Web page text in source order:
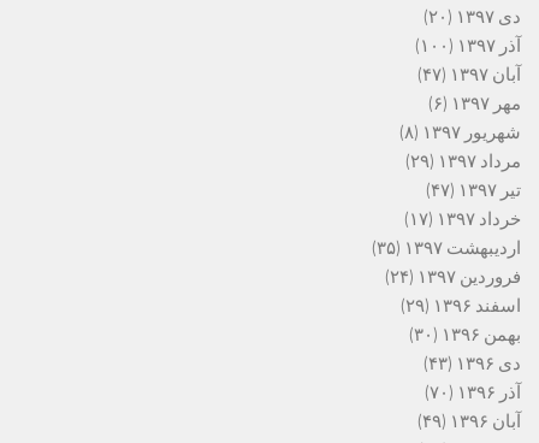
دی ۱۳۹۷
(۲۰)
آذر ۱۳۹۷
(۱۰۰)
آبان ۱۳۹۷
(۴۷)
مهر ۱۳۹۷
(۶)
شهریور ۱۳۹۷
(۸)
مرداد ۱۳۹۷
(۲۹)
تیر ۱۳۹۷
(۴۷)
خرداد ۱۳۹۷
(۱۷)
اردیبهشت ۱۳۹۷
(۳۵)
فروردین ۱۳۹۷
(۲۴)
اسفند ۱۳۹۶
(۲۹)
بهمن ۱۳۹۶
(۳۰)
دی ۱۳۹۶
(۴۳)
آذر ۱۳۹۶
(۷۰)
آبان ۱۳۹۶
(۴۹)